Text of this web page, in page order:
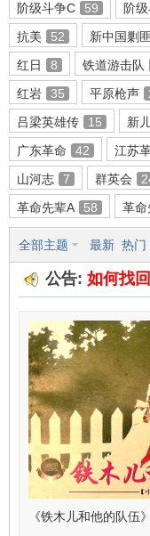
画
阶级斗争C
59 阶
抗美
52 新中国剿
红日
8 铁道游击队
红岩
35 平原枪声
吕梁英雄传
15 新
广东革命
42 江苏
山河志
7 群英会
革命先辈A
58 革命
全部主题 最新 热门
公告: 如何找
《铁木儿和他的队伍